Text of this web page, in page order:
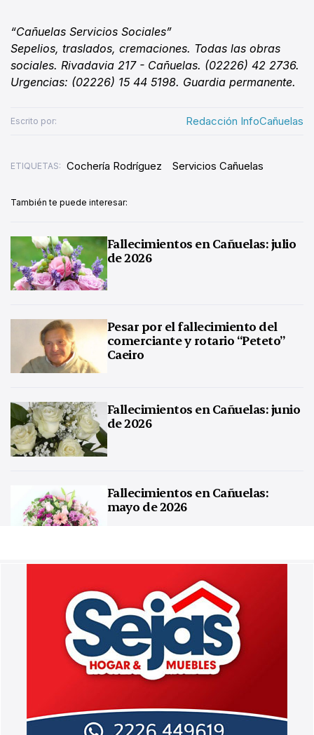
“Cañuelas Servicios Sociales”
Sepelios, traslados, cremaciones. Todas las obras
sociales. Rivadavia 217 - Cañuelas. (02226) 42 2736.
Urgencias: (02226) 15 44 5198. Guardia permanente.
Escrito por: Redacción InfoCañuelas
ETIQUETAS: Cochería Rodríguez Servicios Cañuelas
También te puede interesar:
Fallecimientos en Cañuelas: julio
de 2026
Pesar por el fallecimiento del
comerciante y rotario “Peteto”
Caeiro
Fallecimientos en Cañuelas: junio
de 2026
Fallecimientos en Cañuelas:
mayo de 2026